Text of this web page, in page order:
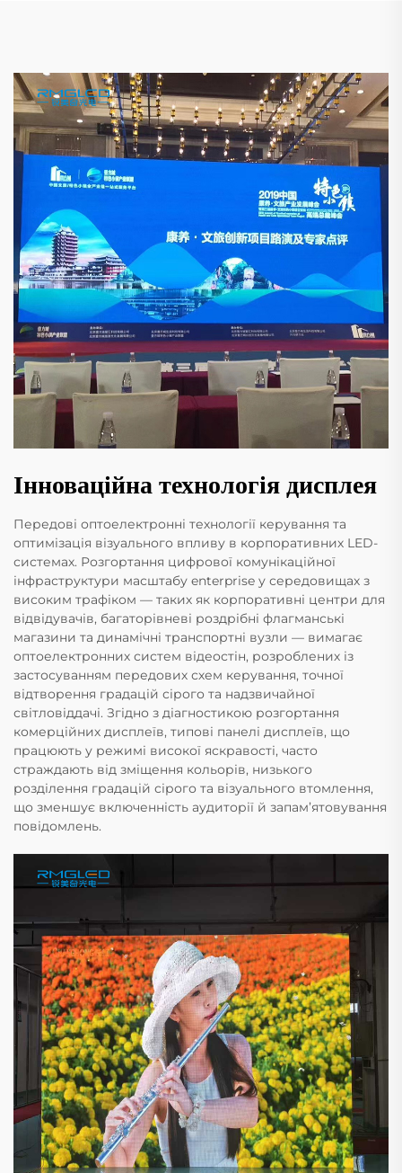
Інноваційна технологія дисплея
Передові оптоелектронні технології керування та
оптимізація візуального впливу в корпоративних LED-
системах. Розгортання цифрової комунікаційної
інфраструктури масштабу enterprise у середовищах з
високим трафіком — таких як корпоративні центри для
відвідувачів, багаторівневі роздрібні флагманські
магазини та динамічні транспортні вузли — вимагає
оптоелектронних систем відеостін, розроблених із
застосуванням передових схем керування, точної
відтворення градацій сірого та надзвичайної
світловіддачі. Згідно з діагностикою розгортання
комерційних дисплеїв, типові панелі дисплеїв, що
працюють у режимі високої яскравості, часто
страждають від зміщення кольорів, низького
розділення градацій сірого та візуального втомлення,
що зменшує включенність аудиторії й запам’ятовування
повідомлень.